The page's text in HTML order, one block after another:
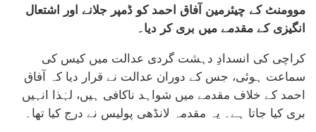
موومنٹ کے چیئرمین آفاق احمد کو ڈمپر جلانے اور اشتعال
انگیزی کے مقدمے میں بری کر دیا۔
کراچی کی انسدادِ دہشت گردی عدالت میں کیس کی
سماعت ہوئی، جس کے دوران عدالت نے قرار دیا کہ آفاق
احمد کے خلاف مقدمے میں شواہد ناکافی ہیں، لہٰذا انہیں
بری کیا جاتا ہے۔ یہ مقدمہ لانڈھی پولیس نے درج کیا تھا۔